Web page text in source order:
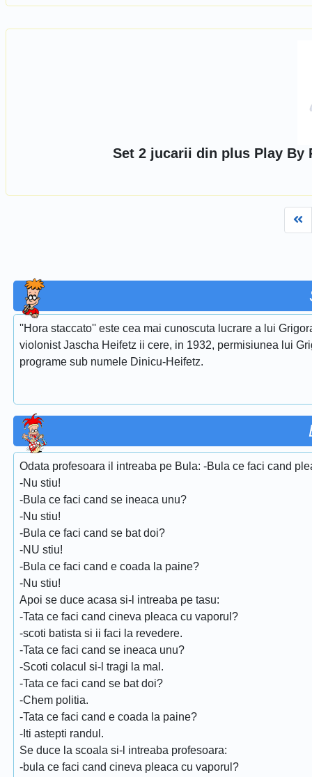
Set 2 jucarii din plus Play By
''Hora staccato'' este cea mai cunoscuta lucrare a lui
violonist Jascha Heifetz ii cere, in 1932, permisiunea lui
programe sub numele Dinicu-Heifetz.
Odata profesoara il intreaba pe Bula: -Bula ce faci cand
-Nu stiu!
-Bula ce faci cand se ineaca unu?
-Nu stiu!
-Bula ce faci cand se bat doi?
-NU stiu!
-Bula ce faci cand e coada la paine?
-Nu stiu!
Apoi se duce acasa si-l intreaba pe tasu:
-Tata ce faci cand cineva pleaca cu vaporul?
-scoti batista si ii faci la revedere.
-Tata ce faci cand se ineaca unu?
-Scoti colacul si-l tragi la mal.
-Tata ce faci cand se bat doi?
-Chem politia.
-Tata ce faci cand e coada la paine?
-Iti astepti randul.
Se duce la scoala si-l intreaba profesoara:
-bula ce faci cand cineva pleaca cu vaporul?